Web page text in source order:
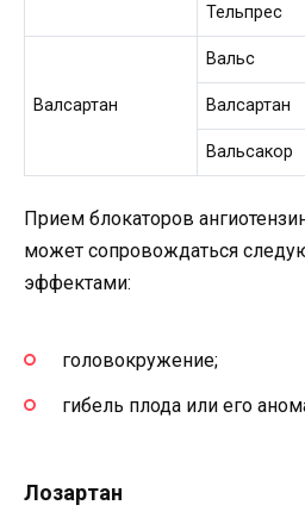
Тельпрес
Валсартан
Вальс
Валсартан
Вальсакор
Прием блокаторов
может сопровождаться
эффектами:
головокружение;
гибель плода или его
Лозартан